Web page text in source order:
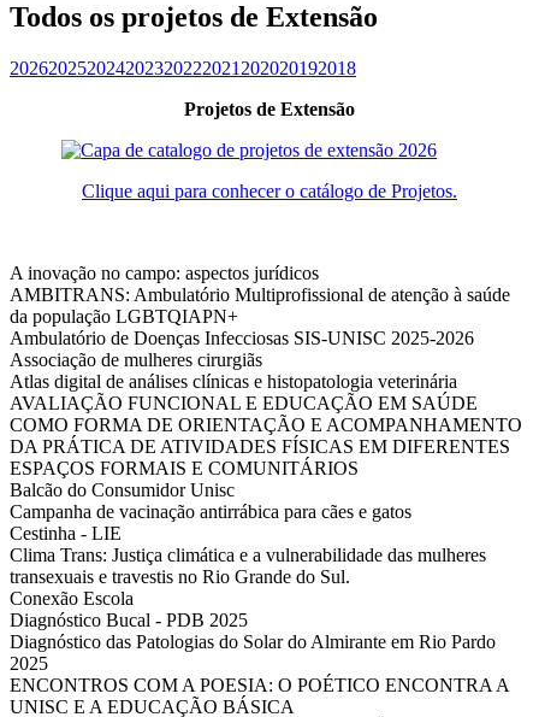
Todos os projetos de Extensão
202620252024202320222021 202020192018
Projetos de Extensão
Clique aqui para conhecer o catálogo de Projetos.
A inovação no campo: aspectos jurídicos
AMBITRANS: Ambulatório Multiprofissional de atenção à saúde
da população LGBTQIAPN+
Ambulatório de Doenças Infecciosas SIS-UNISC 2025-2026
Associação de mulheres cirurgiãs
Atlas digital de análises clínicas e histopatologia veterinária
AVALIAÇÃO FUNCIONAL E EDUCAÇÃO EM SAÚDE
COMO FORMA DE ORIENTAÇÃO E ACOMPANHAMENTO
DA PRÁTICA DE ATIVIDADES FÍSICAS EM DIFERENTES
ESPAÇOS FORMAIS E COMUNITÁRIOS
Balcão do Consumidor Unisc
Campanha de vacinação antirrábica para cães e gatos
Cestinha - LIE
Clima Trans: Justiça climática e a vulnerabilidade das mulheres
transexuais e travestis no Rio Grande do Sul.
Conexão Escola
Diagnóstico Bucal - PDB 2025
Diagnóstico das Patologias do Solar do Almirante em Rio Pardo
2025
ENCONTROS COM A POESIA: O POÉTICO ENCONTRA A
UNISC E A EDUCAÇÃO BÁSICA